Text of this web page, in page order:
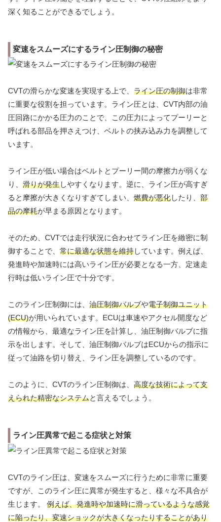
深く知ることができるでしょう。
変速をスムーズにするライン圧制御の秘密
CVTの滑らかな変速を実現する上で、 ライン圧の制御は非常
に重要な役割を担っています。ライン圧とは、CVT内部の油
圧回路にかかる圧力のことで、この圧力によってプーリーと
呼ばれる部品を押さえつけ、ベルトの挟み込み力を調整して
います。
ライン圧が低い場合はベルトとプーリー間の摩擦力が弱くな
り、 滑りが発生しやすくなります。逆に、ライン圧が高すぎ
ると摩擦が大きくなりすぎてしまい、 燃費が悪化したり、 部
品の摩耗が早まる原因となります。
そのため、CVTでは走行状況に合わせてライン圧を緻密に制
御することで、 常に最適な状態を維持しています。例えば、
発進時や加速時には高いライン圧が必要となる一方、定速走
行時は低いライン圧で十分です。
このライン圧制御には、 油圧制御バルブや電子制御ユニット
(ECU)が用いられています。ECUは車速やアクセル開度など
の情報から、最適なライン圧を計算し、油圧制御バルブに指
示を出します。そして、油圧制御バルブはECUからの指示に
従って油路を切り替え、ライン圧を調整しているのです。
このように、CVTのライン圧制御は、 高度な技術によって支
えられた精密なシステムと言えるでしょう。
ライン圧異常で起こる症状と対策
CVTのライン圧は、変速をスムーズに行うために非常に重要
ですが、このライン圧に異常が発生すると、様々な不具合が
生じます。 例えば、発進時や加速時に滑っているような感覚
に陥ったり、変速ショックが大きくなったりすることがあり